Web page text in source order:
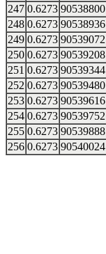
247 0.6273 90538800
248 0.6273 90538936
249 0.6273 90539072
250 0.6273 90539208
251 0.6273 90539344
252 0.6273 90539480
253 0.6273 90539616
254 0.6273 90539752
255 0.6273 90539888
256 0.6273 90540024